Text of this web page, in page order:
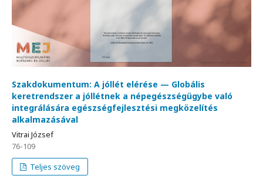
Szakdokumentum: A jóllét elérése — Globális
keretrendszer a jóllétnek a népegészségügybe való
integrálására egészségfejlesztési megközelítés
alkalmazásával
Vitrai József
76-109
Teljes szöveg